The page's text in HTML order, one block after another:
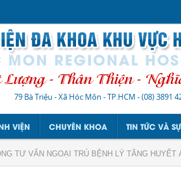
79 Bà Triệu - Xã Hóc Môn - TP.HCM -(08) 3891
VIỆN CHUYÊN KHOA TIN TỨC VÀ
TƯ VẤN NGOẠI TRÚ BỆNH LÝ TĂNG